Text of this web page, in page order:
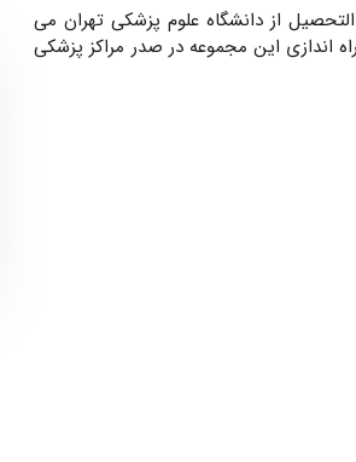
از دانشگاه علوم پزشکی تهران می
است با راه اندازی این مجموعه در صدر مراکز پزشکی